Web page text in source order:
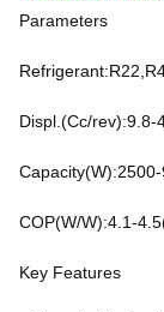
Parameters
Displ.(Cc/rev):9.8-
COP(W/W):4.1-
Key Features